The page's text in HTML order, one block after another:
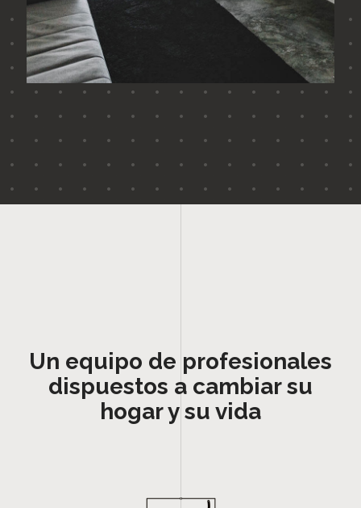
Un equipo de profesionales
dispuestos a cambiar su
hogar y su vida